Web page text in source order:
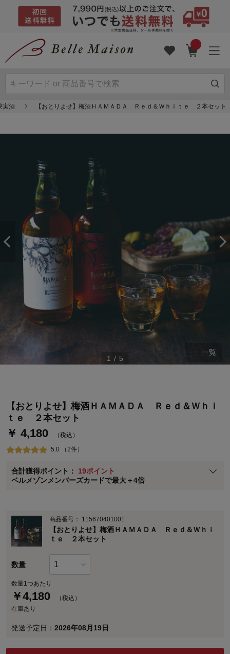
実酒 【おとりよせ】梅酒ＨＡＭＡＤＡ Ｒｅｄ＆Ｗｈｉｔｅ ２本セット
1 / 5
一覧
【おとりよせ】梅酒ＨＡＭＡＤＡ Ｒｅｄ＆Ｗｈｉ
ｔｅ ２本セット
￥ 4,180 （税込）
5.0 （2件）
合計獲得ポイント： 19ポイント
ベルメゾンメンバーズカードで最大＋4倍
ベルメゾン・ポイントについて
通常商品送料無料 返品引取無料（JCBのみ）
即時入会なら更に500円OFFクーポンプレゼント
※メンバーズカードの加算ポイントはステージ倍率適用前の基本ポイント
に対して適用されます。
商品番号： 115670401001
【おとりよせ】梅酒ＨＡＭＡＤＡ Ｒｅｄ＆Ｗｈｉ
ｔｅ ２本セット
数量
数量1つあたり
￥4,180
（税込）
在庫あり
発送予定日： 2026年08月19日